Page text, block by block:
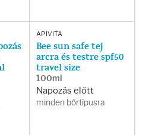
APIVITA
Bee sun safe tej
arcra és testre spf50
travel size
100ml
Napozás előtt
minden bőrtípusra